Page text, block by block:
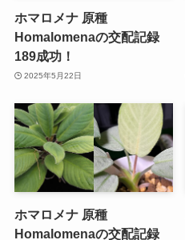
ホマロメナ 原種
Homalomenaの交配記録
189成功！
2025年5月22日
ホマロメナ 原種
Homalomenaの交配記録